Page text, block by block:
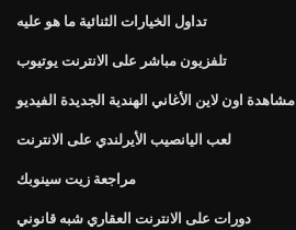
تداول الخيارات الثنائية ما هو عليه
تلفزيون مباشر على الانترنت يوتيوب
مشاهدة اون لاين الأغاني الهندية الجديدة الفيديو
لعب اليانصيب الأيرلندي على الانترنت
مراجعة زيت سينوبك
دورات على الانترنت العقاري شبه قانوني